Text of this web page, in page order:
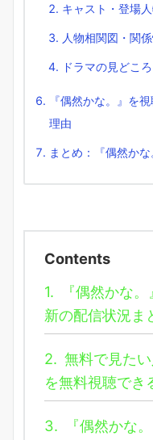
キャスト・登場
人物相関図・関
ドラマの見どこ
『偶然かな。』を
理由
まとめ：『偶然か
Contents
1.
『偶然かな
新の配信状況ま
2. 無料で見た
を無料視聴でき
3.
『偶然かな